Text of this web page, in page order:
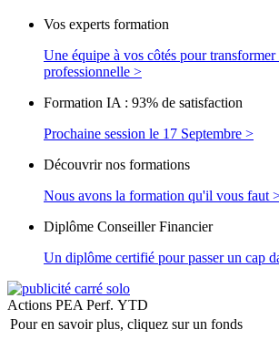
Vos experts formation
Une équipe à vos côtés pour
professionnelle >
Formation IA : 93% de satisfaction
Prochaine session le 17 Septembre >
Découvrir nos formations
Nous avons la formation qu'il vous faut
Diplôme Conseiller Financier
Un diplôme certifié pour passer un cap
Actions PEA Perf. YTD
Pour en savoir plus, cliquez sur un fonds